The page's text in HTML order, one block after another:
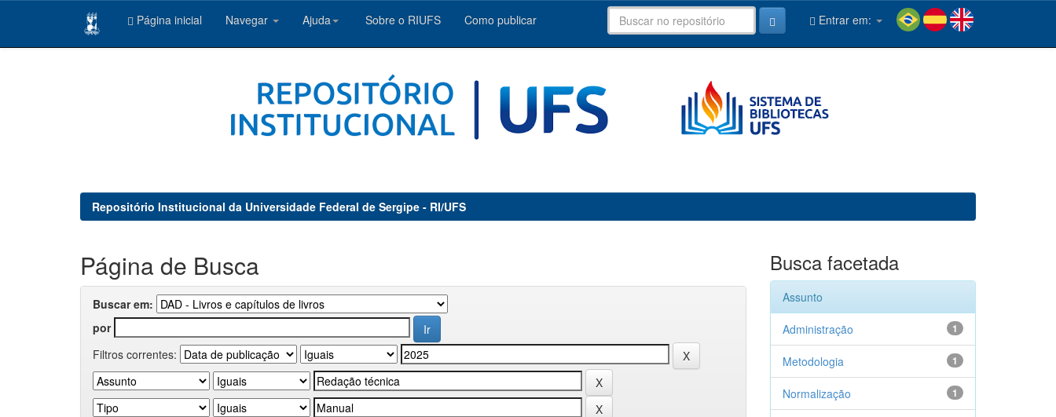
Página inicial Navegar Ajuda Sobre o RIUFS Como publicar Entrar em:
Repositório Institucional da Universidade Federal de Sergipe - RI/UFS
Página de Busca
Buscar em:
por
Filtros correntes:
Busca facetada
Assunto
1
Administração
1
Metodologia
1
Normalização